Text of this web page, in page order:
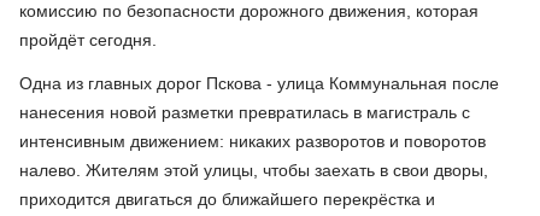
комиссию по безопасности дорожного движения, которая
пройдёт сегодня.
Одна из главных дорог Пскова - улица Коммунальная после
нанесения новой разметки превратилась в магистраль с
интенсивным движением: никаких разворотов и поворотов
налево. Жителям этой улицы, чтобы заехать в свои дворы,
приходится двигаться до ближайшего перекрёстка и